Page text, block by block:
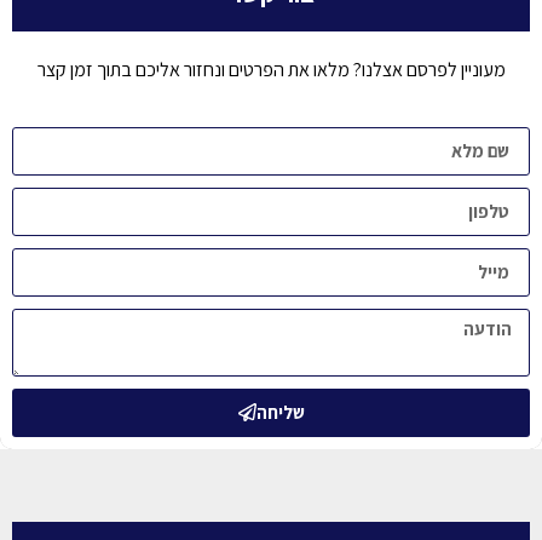
מעוניין לפרסם אצלנו? מלאו את הפרטים ונחזור אליכם בתוך זמן קצר
שליחה